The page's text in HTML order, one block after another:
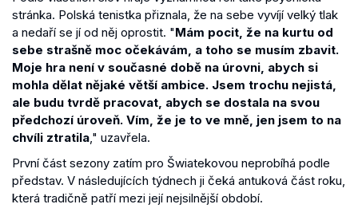
stránka. Polská tenistka přiznala, že na sebe vyvíjí velký tlak
a nedaří se jí od něj oprostit. "Mám pocit, že na kurtu od
sebe strašně moc očekávám, a toho se musím zbavit.
Moje hra není v současné době na úrovni, abych si
mohla dělat nějaké větší ambice. Jsem trochu nejistá,
ale budu tvrdě pracovat, abych se dostala na svou
předchozí úroveň. Vím, že je to ve mně, jen jsem to na
chvíli ztratila," uzavřela.
První část sezony zatím pro Šwiatekovou neprobíhá podle
představ. V následujících týdnech ji čeká antuková část roku,
která tradičně patří mezi její nejsilnější období.